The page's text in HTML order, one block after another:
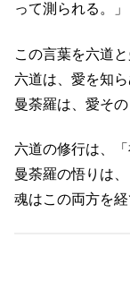
って測られる。」
この言葉を六道
六道は、愛を知
曼荼羅は、愛そ
六道の修行は、「
曼荼羅の悟りは
魂はこの両方を